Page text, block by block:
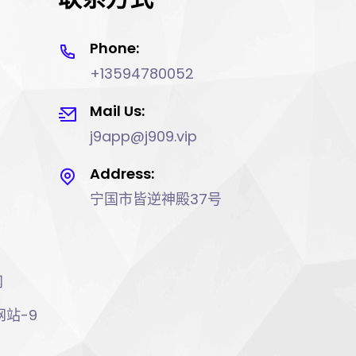
站-9
Phone:
+13594780052
Mail Us:
j9app@j909.vip
Address:
宁国市皆逆神殿37号